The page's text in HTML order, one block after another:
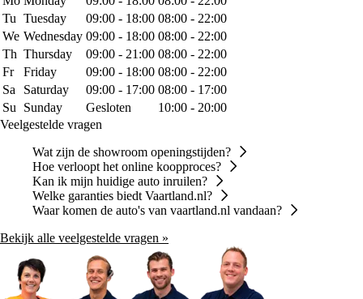
Tu Tuesday 09:00 - 18:00 08:00 - 22:00
We Wednesday 09:00 - 18:00 08:00 - 22:00
Th Thursday 09:00 - 21:00 08:00 - 22:00
Fr
Friday 09:00 - 18:00 08:00 - 22:00
Sa
Saturday 09:00 - 17:00 08:00 - 17:00
Su
Sunday Gesloten
10:00 - 20:00
Veelgestelde vragen
Wat zijn de showroom openingstijden?
Hoe verloopt het online koopproces?
Kan ik mijn huidige auto inruilen?
Welke garanties biedt Vaartland.nl?
Waar komen de auto's van vaartland.nl vandaan?
Bekijk alle veelgestelde vragen »